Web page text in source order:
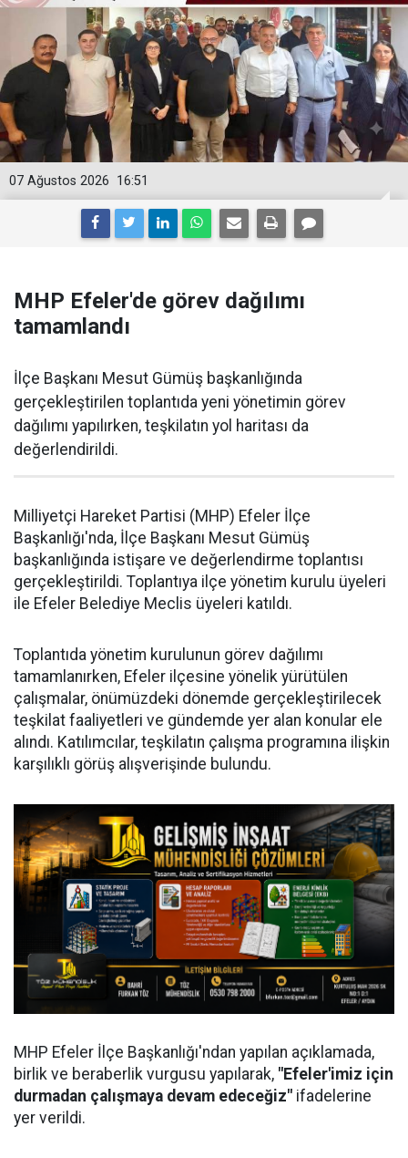
16:51
07 Ağustos 2026
MHP Efeler'de görev dağılımı
tamamlandı
İlçe Başkanı Mesut Gümüş başkanlığında
gerçekleştirilen toplantıda yeni yönetimin görev
dağılımı yapılırken, teşkilatın yol haritası da
değerlendirildi.
Milliyetçi Hareket Partisi (MHP) Efeler İlçe
Başkanlığı'nda, İlçe Başkanı Mesut Gümüş
başkanlığında istişare ve değerlendirme toplantısı
gerçekleştirildi. Toplantıya ilçe yönetim kurulu üyeleri
ile Efeler Belediye Meclis üyeleri katıldı.
Toplantıda yönetim kurulunun görev dağılımı
tamamlanırken, Efeler ilçesine yönelik yürütülen
çalışmalar, önümüzdeki dönemde gerçekleştirilecek
teşkilat faaliyetleri ve gündemde yer alan konular ele
alındı. Katılımcılar, teşkilatın çalışma programına ilişkin
karşılıklı görüş alışverişinde bulundu.
MHP Efeler İlçe Başkanlığı'ndan yapılan açıklamada,
birlik ve beraberlik vurgusu yapılarak, "Efeler'imiz için
durmadan çalışmaya devam edeceğiz" ifadelerine
yer verildi.